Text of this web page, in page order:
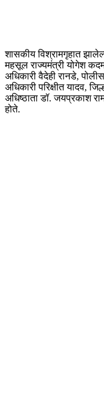
शासकीय विश्रामगृहात
महसूल राज्यमंत्री योगेश
अधिकारी वैदेही रानडे,
अधिकारी परिक्षीत यादव,
अधिष्ठाता डॉ. जयप्रकाश
होते.